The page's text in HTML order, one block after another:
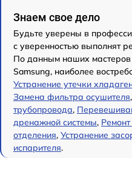
Знаем свое дело
Будьте уверены в
с уверенностью выполнят
По данным наших мастеров
Samsung, наиболее
Устранение утечки
Замена фильтра осушителя,
трубопровода,
дренажной системы,
отделения, Устранение
испарителя.